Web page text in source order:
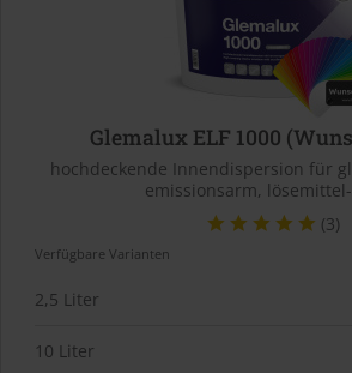
Glemalux ELF 1000
hochdeckende Innendispersion für
emissionsarm, lösemittel-
(3)
Verfügbare Varianten
2,5 Liter
10 Liter